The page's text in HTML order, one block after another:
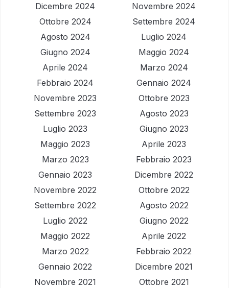
Dicembre 2024
Novembre 2024
Ottobre 2024
Settembre 2024
Agosto 2024
Luglio 2024
Giugno 2024
Maggio 2024
Aprile 2024
Marzo 2024
Febbraio 2024
Gennaio 2024
Novembre 2023
Ottobre 2023
Settembre 2023
Agosto 2023
Luglio 2023
Giugno 2023
Maggio 2023
Aprile 2023
Marzo 2023
Febbraio 2023
Gennaio 2023
Dicembre 2022
Novembre 2022
Ottobre 2022
Settembre 2022
Agosto 2022
Luglio 2022
Giugno 2022
Maggio 2022
Aprile 2022
Marzo 2022
Febbraio 2022
Gennaio 2022
Dicembre 2021
Novembre 2021
Ottobre 2021